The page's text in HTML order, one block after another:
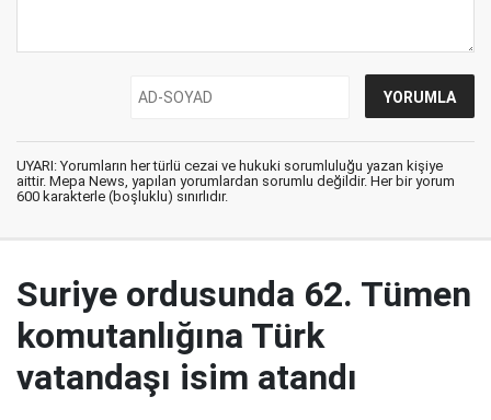
UYARI: Yorumların her türlü cezai ve hukuki sorumluluğu yazan kişiye
aittir. Mepa News, yapılan yorumlardan sorumlu değildir. Her bir yorum
600 karakterle (boşluklu) sınırlıdır.
Suriye ordusunda 62. Tümen
komutanlığına Türk
vatandaşı isim atandı